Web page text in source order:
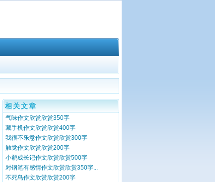
相关文章
气味作文欣赏欣赏350字
藏手机作文欣赏欣赏400字
我很不乐意作文欣赏欣赏300字
触觉作文欣赏欣赏200字
小鹬成长记作文欣赏欣赏500字
对钢笔有感情作文欣赏欣赏350字...
不死鸟作文欣赏欣赏200字